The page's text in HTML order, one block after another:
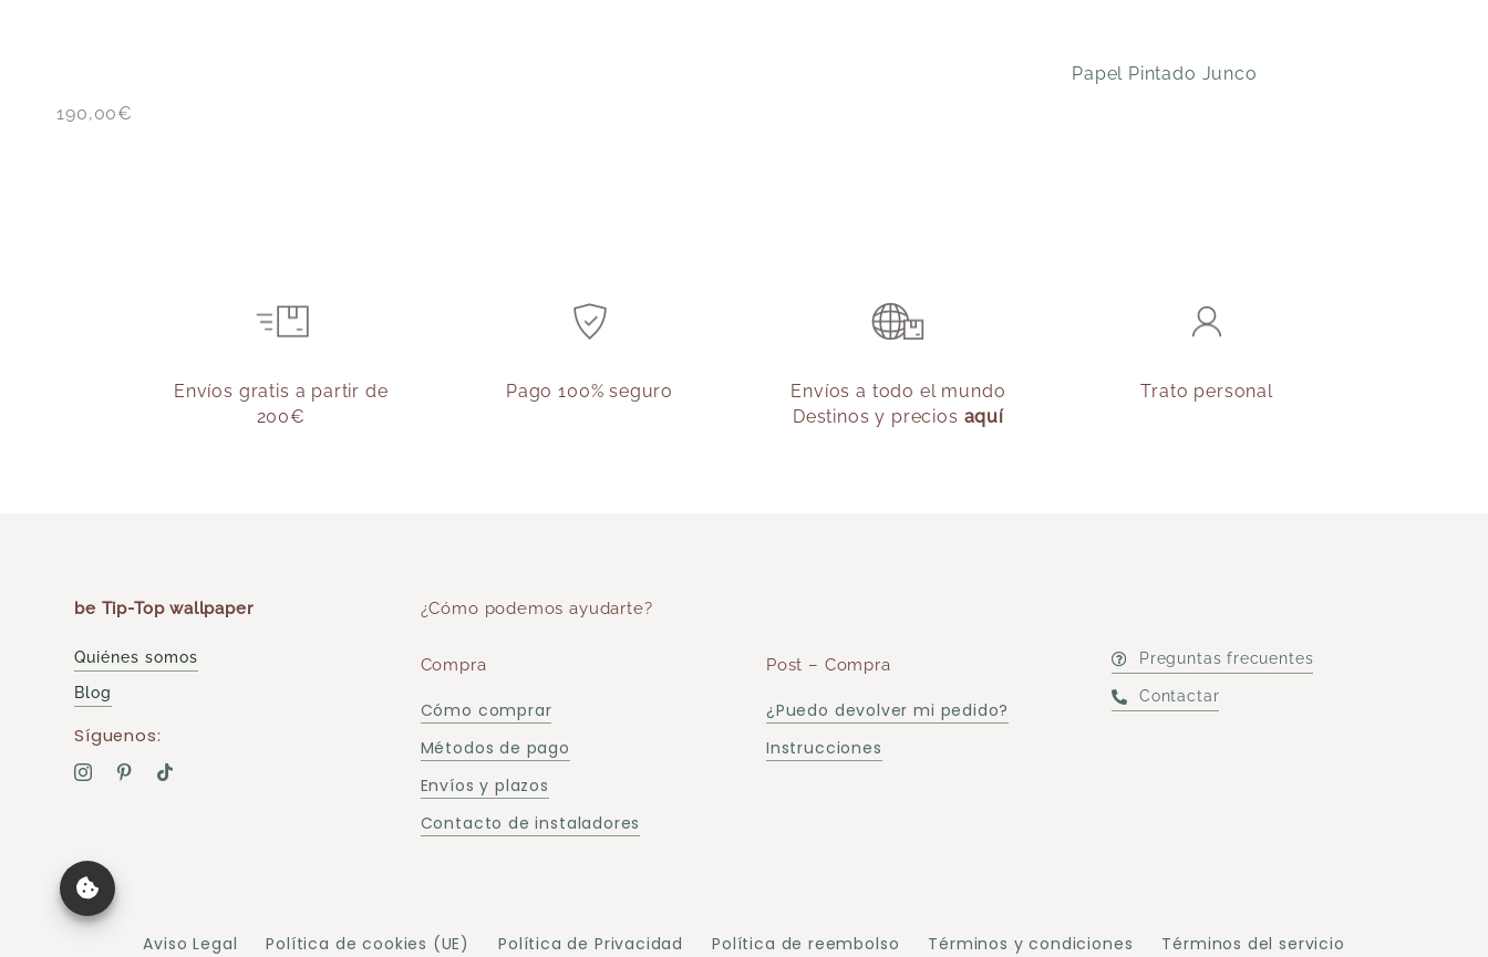
Papel Pintado Junco
190,00€
Envíos gratis a partir de
200€
Pago 100% seguro
Envíos a todo el mundo
Destinos y precios aquí
Trato personal
be Tip-Top wallpaper
Quiénes somos
Blog
Síguenos:
¿Cómo podemos ayudarte?
Compra
Cómo comprar
Métodos de pago
Envíos y plazos
Contacto de instaladores
Post – Compra
¿Puedo devolver mi pedido?
Instrucciones
Preguntas frecuentes
Contactar
Aviso Legal Política de cookies (UE) Política de Privacidad Política de reembolso Términos y condiciones Términos del servicio